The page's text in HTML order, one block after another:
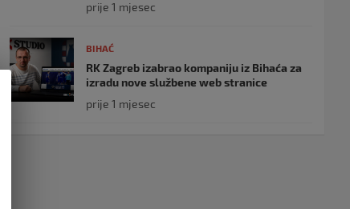
prije 1 mjesec
BIHAĆ
RK Zagreb izabrao kompaniju iz Bihaća za
izradu nove službene web stranice
prije 1 mjesec